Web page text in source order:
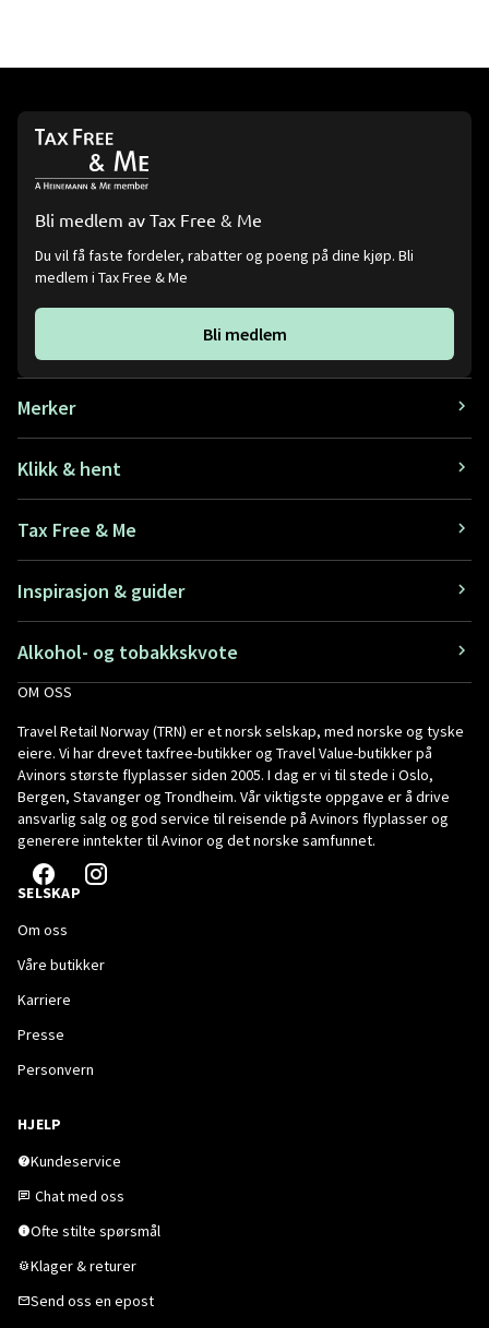
Bli medlem av Tax Free & Me
Du vil få faste fordeler, rabatter og poeng på dine kjøp. Bli
medlem i Tax Free & Me
Bli medlem
Merker
Klikk & hent
Tax Free & Me
Inspirasjon & guider
Alkohol- og tobakkskvote
OM OSS
Travel Retail Norway (TRN) er et norsk selskap, med norske og tyske
eiere. Vi har drevet taxfree-butikker og Travel Value-butikker på
Avinors største flyplasser siden 2005. I dag er vi til stede i Oslo,
Bergen, Stavanger og Trondheim. Vår viktigste oppgave er å drive
ansvarlig salg og god service til reisende på Avinors flyplasser og
generere inntekter til Avinor og det norske samfunnet.
SELSKAP
Om oss
Våre butikker
Karriere
Presse
Personvern
HJELP
Kundeservice
Chat med oss
Ofte stilte spørsmål
Klager & returer
Send oss en epost